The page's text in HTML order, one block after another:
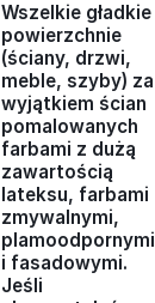
Wszelkie gładkie
powierzchnie
(ściany, drzwi,
meble, szyby) za
wyjątkiem ścian
pomalowanych
farbami z dużą
zawartością
lateksu, farbami
zmywalnymi,
plamoodpornymi
i fasadowymi.
Jeśli